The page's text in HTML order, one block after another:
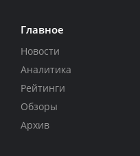
Главное
Новости
Аналитика
Рейтинги
Обзоры
Архив